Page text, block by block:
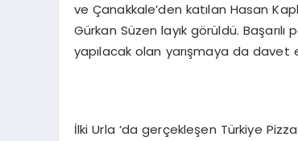
ve Çanakkale’den katılan Hasan
Gürkan Süzen layık görüldü.
yapılacak olan yarışmaya da davet
İlki Urla ‘da gerçekleşen Türkiye